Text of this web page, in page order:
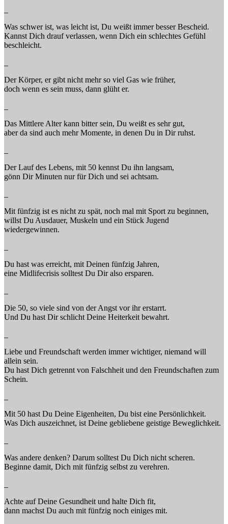
Was schwer ist, was leicht ist, Du weißt immer besser Bescheid.
Kannst Dich drauf verlassen, wenn Dich ein schlechtes Gefühl
beschleicht.
Der Körper, er gibt nicht mehr so viel Gas wie früher,
doch wenn es sein muss, dann glüht er.
Das Mittlere Alter kann bitter sein, Du weißt es sehr gut,
aber da sind auch mehr Momente, in denen Du in Dir ruhst.
Der Lauf des Lebens, mit 50 kennst Du ihn langsam,
gönn Dir Minuten nur für Dich und sei achtsam.
Mit fünfzig ist es nicht zu spät, noch mal mit Sport zu beginnen,
willst Du Ausdauer, Muskeln und ein Stück Jugend
wiedergewinnen.
Du hast was erreicht, mit Deinen fünfzig Jahren,
eine Midlifecrisis solltest Du Dir also ersparen.
Die 50, so viele sind von der Angst vor ihr erstarrt.
Und Du hast Dir schlicht Deine Heiterkeit bewahrt.
Liebe und Freundschaft werden immer wichtiger, niemand will
allein sein.
Du hast Dich getrennt von Falschheit und den Freundschaften zum
Schein.
Mit 50 hast Du Deine Eigenheiten, Du bist eine Persönlichkeit.
Was Dich auszeichnet, ist Deine gebliebene geistige Beweglichkeit.
Was andere denken? Darum solltest Du Dich nicht scheren.
Beginne damit, Dich mit fünfzig selbst zu verehren.
Achte auf Deine Gesundheit und halte Dich fit,
dann machst Du auch mit fünfzig noch einiges mit.